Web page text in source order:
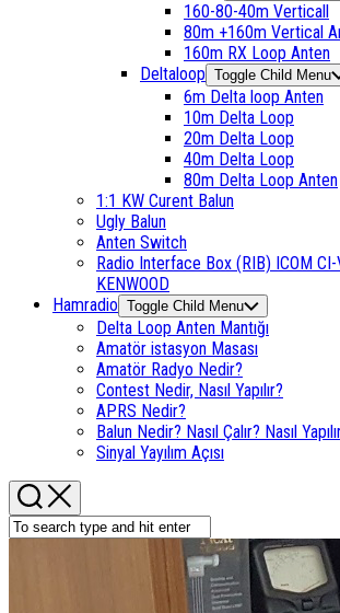
160-80-40m Verticall
80m +160m Vertical
160m RX Loop Anten
Deltaloop Toggle Child Menu
6m Delta loop Anten
10m Delta Loop
20m Delta Loop
40m Delta Loop
80m Delta Loop Anten
1:1 KW Curent Balun
Ugly Balun
Anten Switch
Radio Interface Box (RIB) ICOM CI-
KENWOOD
Hamradio Toggle Child Menu
Delta Loop Anten Mantığı
Amatör istasyon Masası
Amatör Radyo Nedir?
Contest Nedir, Nasıl Yapılır?
APRS Nedir?
Balun Nedir? Nasıl Çalır? Nasıl
Sinyal Yayılım Açısı